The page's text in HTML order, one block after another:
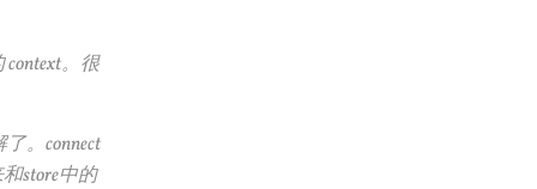
context。很
。connect
store中的